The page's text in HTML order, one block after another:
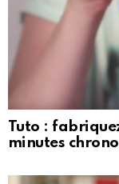
Tuto :
minutes chrono